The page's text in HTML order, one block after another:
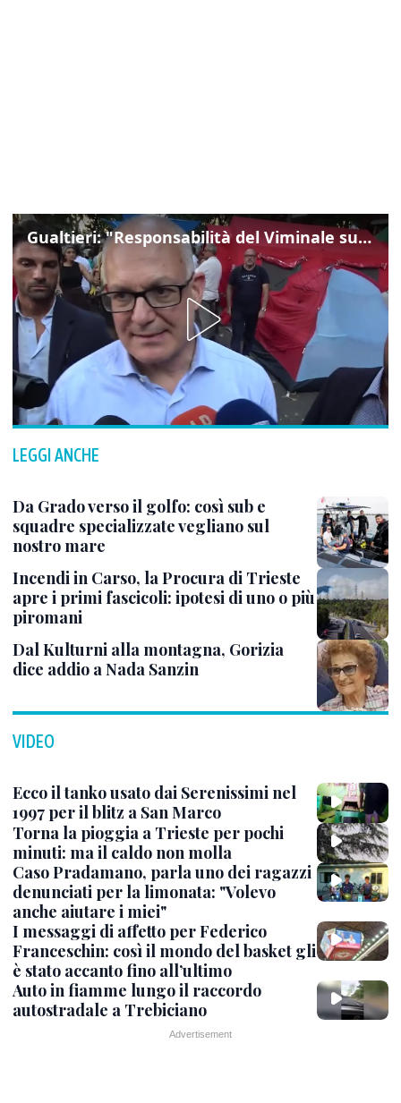
Gualtieri: "Responsabilità del Viminale su Spin Time? La posizione dei partiti è nota"
LEGGI ANCHE
Da Grado verso il golfo: così sub e
squadre specializzate vegliano sul
nostro mare
Incendi in Carso, la Procura di Trieste
apre i primi fascicoli: ipotesi di uno o più
piromani
Dal Kulturni alla montagna, Gorizia
dice addio a Nada Sanzin
VIDEO
Ecco il tanko usato dai Serenissimi nel
1997 per il blitz a San Marco
Torna la pioggia a Trieste per pochi
minuti: ma il caldo non molla
Caso Pradamano, parla uno dei ragazzi
denunciati per la limonata: "Volevo
anche aiutare i miei"
I messaggi di affetto per Federico
Franceschin: così il mondo del basket gli
è stato accanto fino all’ultimo
Auto in fiamme lungo il raccordo
autostradale a Trebiciano